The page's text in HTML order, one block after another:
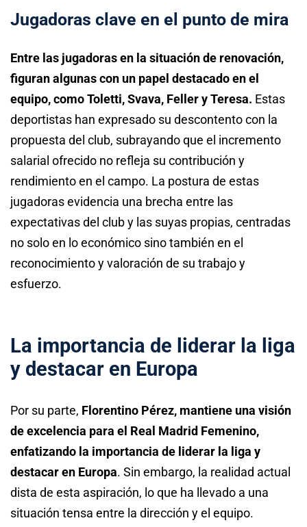
Jugadoras clave en el punto de mira
Entre las jugadoras en la situación de renovación,
figuran algunas con un papel destacado en el
equipo, como Toletti, Svava, Feller y Teresa. Estas
deportistas han expresado su descontento con la
propuesta del club, subrayando que el incremento
salarial ofrecido no refleja su contribución y
rendimiento en el campo. La postura de estas
jugadoras evidencia una brecha entre las
expectativas del club y las suyas propias, centradas
no solo en lo económico sino también en el
reconocimiento y valoración de su trabajo y
esfuerzo.
La importancia de liderar la liga
y destacar en Europa
Por su parte, Florentino Pérez, mantiene una visión
de excelencia para el Real Madrid Femenino,
enfatizando la importancia de liderar la liga y
destacar en Europa. Sin embargo, la realidad actual
dista de esta aspiración, lo que ha llevado a una
situación tensa entre la dirección y el equipo.